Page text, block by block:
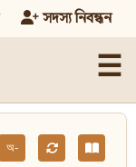
সদস্য নিবন্ধন
☰
অ-